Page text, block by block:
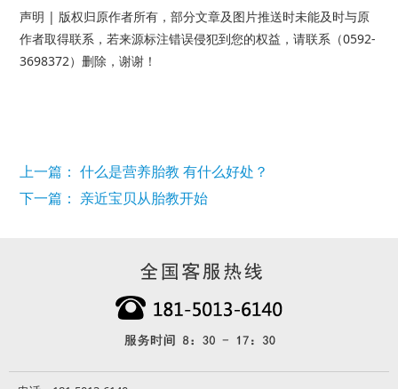
声明 | 版权归原作者所有，部分文章及图片推送时未能及时与原
作者取得联系，若来源标注错误侵犯到您的权益，请联系（0592-
3698372）删除，谢谢！
上一篇： 什么是营养胎教 有什么好处？
下一篇： 亲近宝贝从胎教开始